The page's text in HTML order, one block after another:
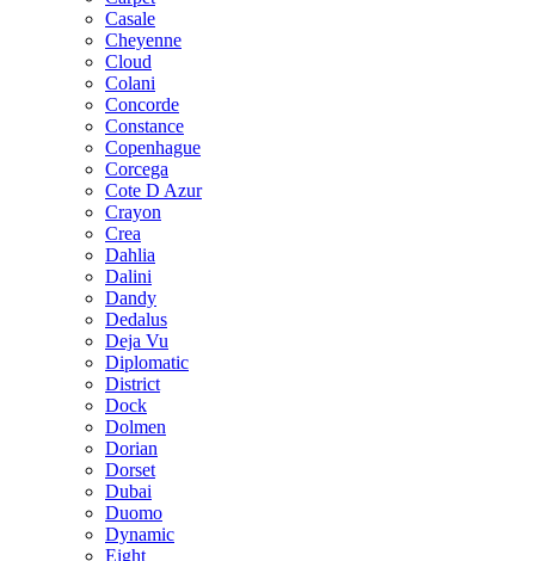
Casale
Cheyenne
Cloud
Colani
Concorde
Constance
Copenhague
Corcega
Cote D Azur
Crayon
Crea
Dahlia
Dalini
Dandy
Dedalus
Deja Vu
Diplomatic
District
Dock
Dolmen
Dorian
Dorset
Dubai
Duomo
Dynamic
Eight